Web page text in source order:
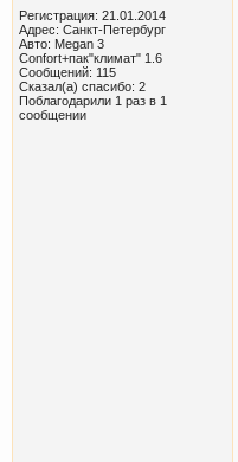
Регистрация: 21.01.2014
Адрес: Санкт-Петербург
Авто: Megan 3
Confort+пак"климат" 1.6
Сообщений: 115
Сказал(а) спасибо: 2
Поблагодарили 1 раз в 1
сообщении